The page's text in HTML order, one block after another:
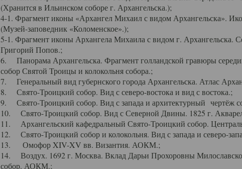
(Хранится в Ильинском соборе г. Архангельска.);
4-1. Фрагмент иконы «Архангел Михаил с видом Архангельска».
(Музей-заповедник «Коломенское».);
5-1. Фрагмент иконы Архангела Михаила с видом г. Архангельска.
Григорий Попов.;
6. Панорама Архангельска. Фрагмент голландской гравюры
собор Святой Троицы и колокольня собора.;
7. Генеральный вид губернского города Архангельска. Атлас
8. Свято-Троицкий собор. Вид с северо-востока и вид с востока.;
9. Свято-Троицкий собор. Вид с запада и архитектурный чертёж
10. Свято-Троицкий собор. Вид с Северной Двины. 1825 г.
11. Архангельский кафедральный Свято-Троицкий собор.
12. Свято-Троицкий собор и колокольня. Вид с запада и северо-
13. Омофор XIV-XV вв. Византия. АОКМ.;
14. Воздух. 1692 г. Москва. Вклад Дарьи Прохоровны
собор. АОКМ.;